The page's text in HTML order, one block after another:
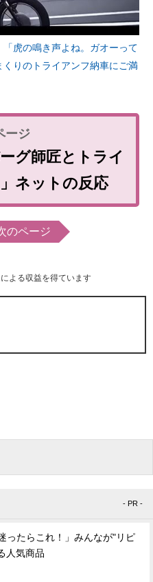
「虎の鳴き声よね。ガオーって
りのトライアンフ納車にご満
グ師匠とトライ
ネットの反応
のページ
よる収益を得ています
- PR -
ったらこれ！」みんなが"リピ
人気商品